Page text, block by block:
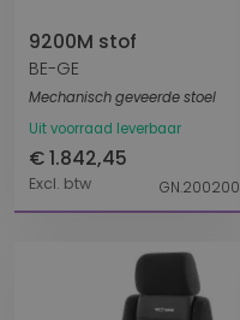
9200M stof
BE-GE
Mechanisch geveerde stoel
Uit voorraad leverbaar
€ 1.842,45
Excl. btw GN.200200